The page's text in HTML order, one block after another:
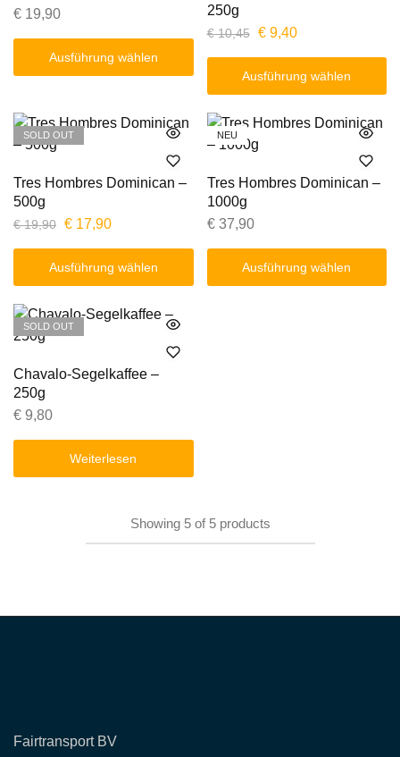
€ 19,90
Ausführung wählen
250g
€10,45 €9,40
Ausführung wählen
SOLD OUT
Tres Hombres Dominican –
500g
€19,90 € 17,90
Ausführung wählen
NEU
Tres Hombres Dominican –
1000g
€37,90
Ausführung wählen
SOLD OUT
Chavalo-Segelkaffee –
250g
€ 9,80
Weiterlesen
Showing5 of 5 products
Fairtransport BV